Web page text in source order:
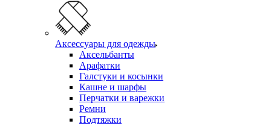
Аксессуары для одежды
Аксельбанты
Арафатки
Галстуки и косынки
Кашне и шарфы
Перчатки и варежки
Ремни
Подтяжки